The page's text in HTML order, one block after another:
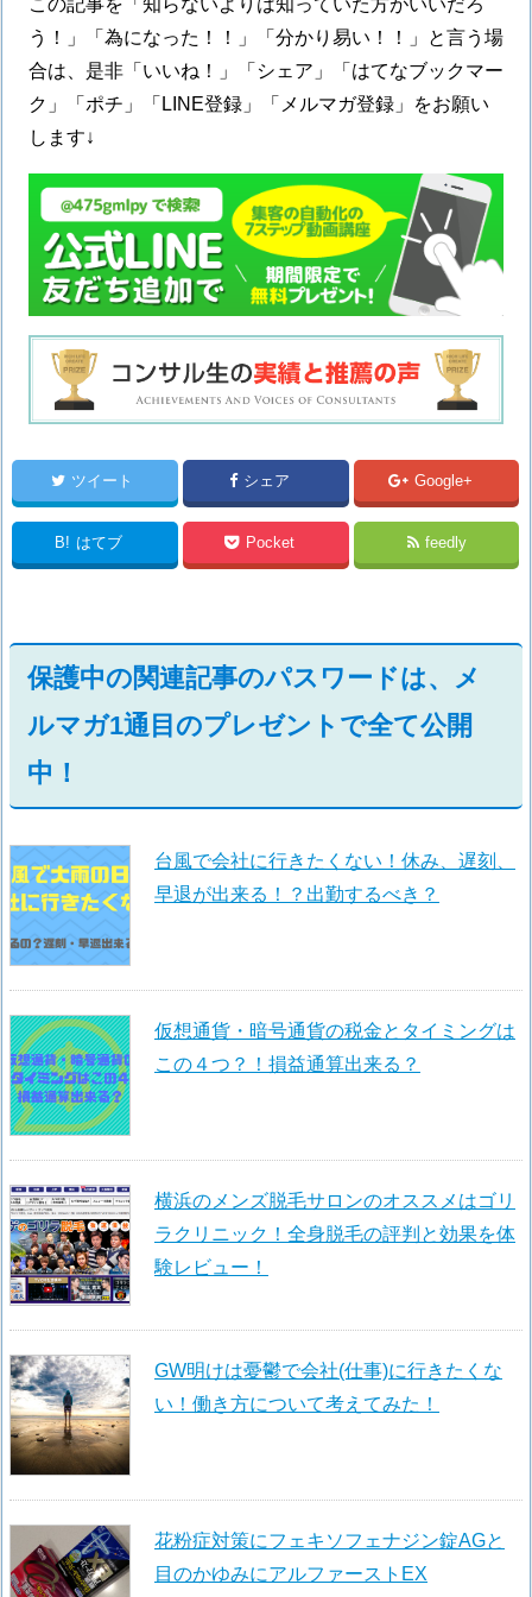
この記事を「知らないよりは知っていた方がいいだろ
う！」「為になった！！」「分かり易い！！」と言う場
合は、是非「いいね！」「シェア」「はてなブックマー
ク」「ポチ」「LINE登録」「メルマガ登録」をお願い
します↓
ツイート シェア Google+
B! はてブ Pocket feedly
保護中の関連記事のパスワードは、メ
ルマガ1通目のプレゼントで全て公開
中！
台風で会社に行きたくない！休み、遅刻、
早退が出来る！？出勤するべき？
仮想通貨・暗号通貨の税金とタイミングは
この４つ？！損益通算出来る？
横浜のメンズ脱毛サロンのオススメはゴリ
ラクリニック！全身脱毛の評判と効果を体
験レビュー！
GW明けは憂鬱で会社(仕事)に行きたくな
い！働き方について考えてみた！
花粉症対策にフェキソフェナジン錠AGと
目のかゆみにアルファーストEX